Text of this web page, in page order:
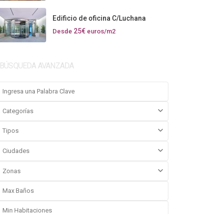
Edificio de oficina C/Luchana
Desde 25€ euros/m2
BÚSQUEDA AVANZADA
Categorías
Tipos
Ciudades
Zonas